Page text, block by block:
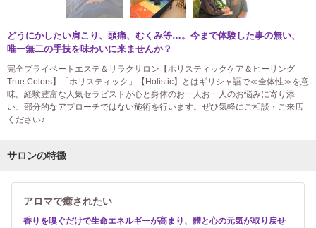
どうにかしたい肩こり、頭痛、むくみ等…。今まで体験した事の無い、
唯一無二の手技を味わいに来ませんか？
完全プライベートエステ＆リラクサロン【ホリスティックケア＆ヒーリング
True Colors】「ホリスティック」【Holistic】とはギリシャ語で≪全体性≫を意
味。経験豊富な人気セラピストが心と身体のお一人お一人のお悩みに寄り添
い、部分的なアプローチではない施術を行います。ぜひ気軽にご相談・ご来店
ください♪
サロンの特徴
アロマで癒されたい
香りを嗅ぐだけで生命エネルギーが高まり、體と心の元気が取り戻せ